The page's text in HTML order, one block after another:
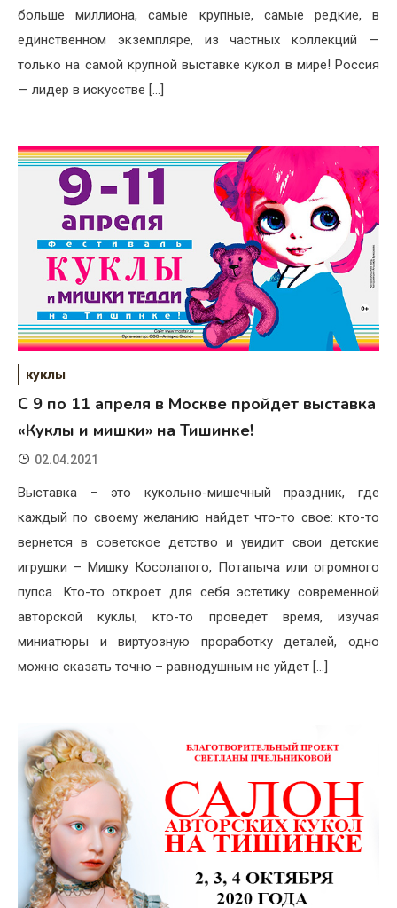
больше миллиона, самые крупные, самые редкие, в
единственном экземпляре, из частных коллекций —
только на самой крупной выставке кукол в мире! Россия
— лидер в искусстве […]
куклы
C 9 по 11 апреля в Москве пройдет выставка
«Куклы и мишки» на Тишинке!
02.04.2021
Выставка – это кукольно-мишечный праздник, где
каждый по своему желанию найдет что-то свое: кто-то
вернется в советское детство и увидит свои детские
игрушки – Мишку Косолапого, Потапыча или огромного
пупса. Кто-то откроет для себя эстетику современной
авторской куклы, кто-то проведет время, изучая
миниатюры и виртуозную проработку деталей, одно
можно сказать точно – равнодушным не уйдет […]